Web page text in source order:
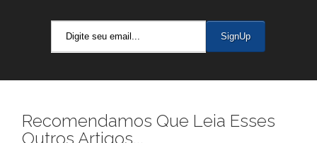
Recomendamos Que Leia Esses
Outros Artigos...